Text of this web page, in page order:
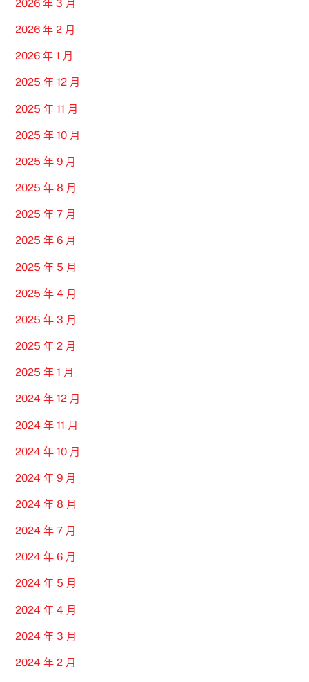
2026 年 3 月
2026 年 2 月
2026 年 1 月
2025 年 12 月
2025 年 11 月
2025 年 10 月
2025 年 9 月
2025 年 8 月
2025 年 7 月
2025 年 6 月
2025 年 5 月
2025 年 4 月
2025 年 3 月
2025 年 2 月
2025 年 1 月
2024 年 12 月
2024 年 11 月
2024 年 10 月
2024 年 9 月
2024 年 8 月
2024 年 7 月
2024 年 6 月
2024 年 5 月
2024 年 4 月
2024 年 3 月
2024 年 2 月